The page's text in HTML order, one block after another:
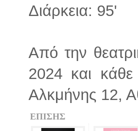
Διάρκεια: 95'
Από την
2024 και
Αλκμήνης 12,
ΕΠΙΣΗΣ